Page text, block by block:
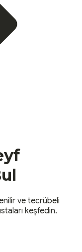
ve tecrübeli
keşfedin.